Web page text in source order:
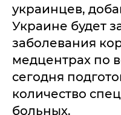
украинцев,
Украине будет
заболевания
медцентрах по
сегодня
количество
больных.